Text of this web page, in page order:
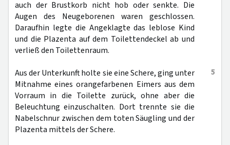
auch der Brustkorb nicht hob oder senkte. Die
Augen des Neugeborenen waren geschlossen.
Daraufhin legte die Angeklagte das leblose Kind
und die Plazenta auf dem Toilettendeckel ab und
verließ den Toilettenraum.
5
Aus der Unterkunft holte sie eine Schere, ging unter
Mitnahme eines orangefarbenen Eimers aus dem
Vorraum in die Toilette zurück, ohne aber die
Beleuchtung einzuschalten. Dort trennte sie die
Nabelschnur zwischen dem toten Säugling und der
Plazenta mittels der Schere.